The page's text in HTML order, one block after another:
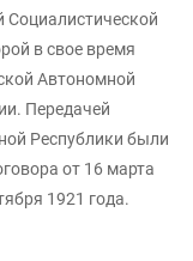
Социалистической
в свое время
Автономной
Передачей
Республики были
от 16 марта
1921 года.